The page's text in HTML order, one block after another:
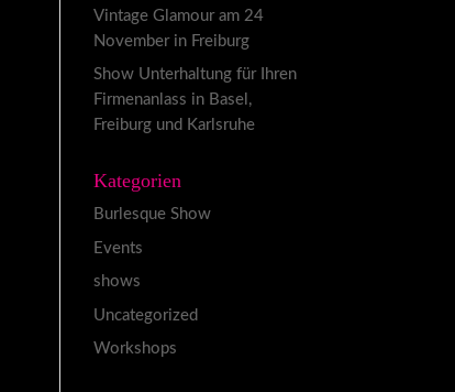
Vintage Glamour am 24
November in Freiburg
Show Unterhaltung für Ihren
Firmenanlass in Basel,
Freiburg und Karlsruhe
Kategorien
Burlesque Show
Events
shows
Uncategorized
Workshops